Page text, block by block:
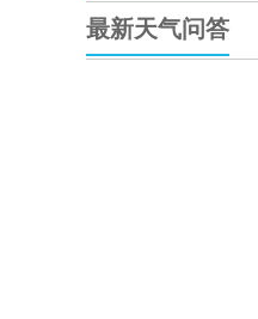
最新天气问答